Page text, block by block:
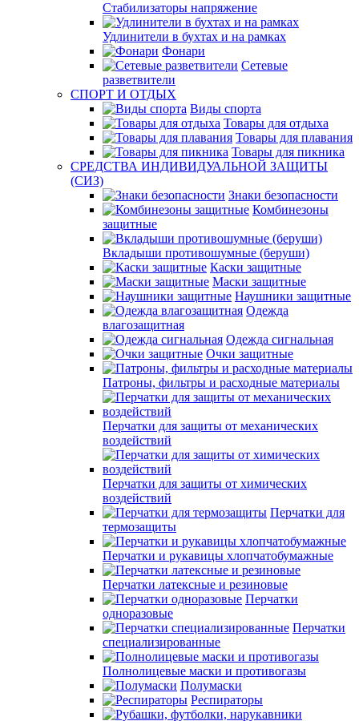
Стабилизаторы напряжение
Удлинители в бухтах и на рамках
Фонари
Сетевые
разветвители
СПОРТ И ОТДЫХ
Виды спорта
Товары для отдыха
Товары для плавания
Товары для пикника
СРЕДСТВА ИНДИВИДУАЛЬНОЙ ЗАЩИТЫ
(СИЗ)
Знаки безопасности
Комбинезоны
защитные
Вкладыши противошумные (беруши)
Каски защитные
Маски защитные
Наушники защитные
Одежда
влагозащитная
Одежда сигнальная
Очки защитные
Патроны, фильтры и расходные материалы
Перчатки для защиты от механических
воздействий
Перчатки для защиты от химических
воздействий
Перчатки для
термозащиты
Перчатки и рукавицы хлопчатобумажные
Перчатки латексные и резиновые
Перчатки
одноразовые
Перчатки
специализированные
Полнолицевые маски и противогазы
Полумаски
Респираторы